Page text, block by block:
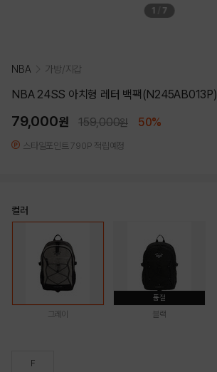
1 7
NBA 가방/지갑
NBA 24SS 아치형 레터 백팩(N245AB013P)
79,000원 159,000원 50%
스타일포인트 790P 적립예정
컬러
그레이
품절
블랙
F